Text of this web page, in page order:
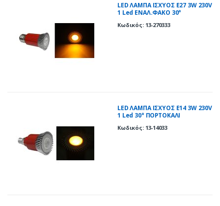
LED ΛΑΜΠΑ ΙΣΧΥΟΣ Ε27 3W 230V
1 Led ΕΝΑΛ.ΦΑΚΟ 30°
Κωδικός: 13-270333
LED ΛΑΜΠΑ ΙΣΧΥΟΣ E14 3W 230V
1 Led 30° ΠΟΡΤΟΚΑΛΙ
Κωδικός: 13-14033